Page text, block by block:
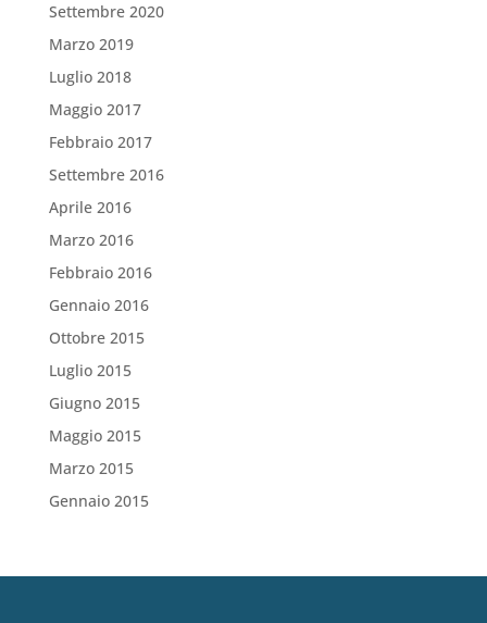
Settembre 2020
Marzo 2019
Luglio 2018
Maggio 2017
Febbraio 2017
Settembre 2016
Aprile 2016
Marzo 2016
Febbraio 2016
Gennaio 2016
Ottobre 2015
Luglio 2015
Giugno 2015
Maggio 2015
Marzo 2015
Gennaio 2015